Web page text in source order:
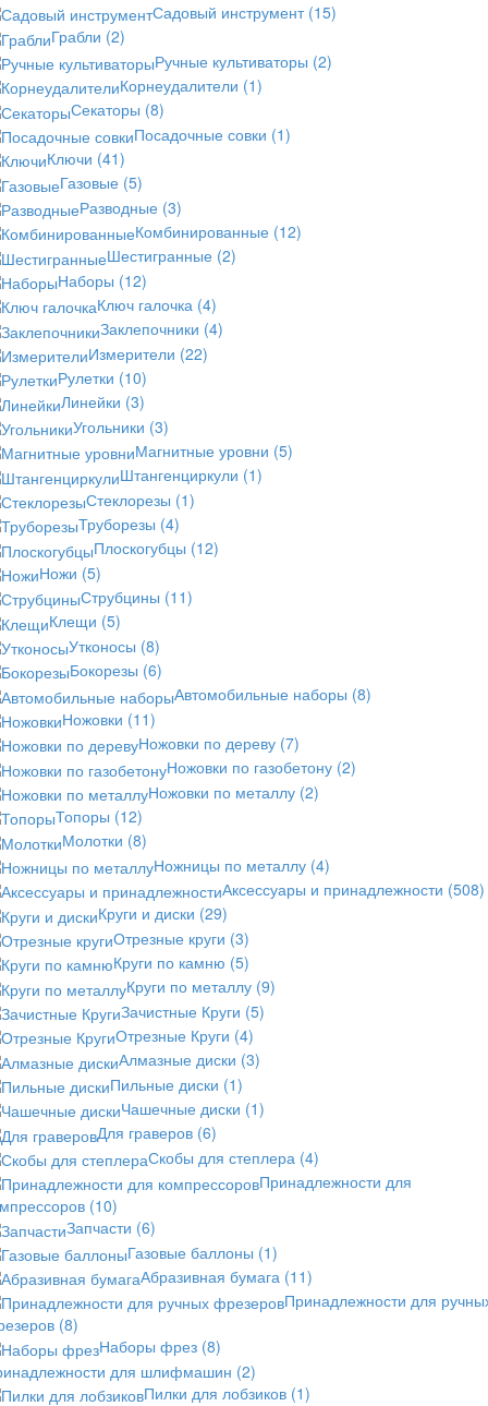
Садовый инструмент (15)
Грабли (2)
Ручные культиваторы (2)
Корнеудалители (1)
Секаторы (8)
Посадочные совки (1)
Ключи (41)
Газовые (5)
Разводные (3)
Комбинированные (12)
Шестигранные (2)
Наборы (12)
Ключ галочка (4)
Заклепочники (4)
Измерители (22)
Рулетки (10)
Линейки (3)
Угольники (3)
Магнитные уровни (5)
Штангенциркули (1)
Стеклорезы (1)
Труборезы (4)
Плоскогубцы (12)
Ножи (5)
Струбцины (11)
Клещи (5)
Утконосы (8)
Бокорезы (6)
Автомобильные наборы (8)
Ножовки (11)
Ножовки по дереву (7)
Ножовки по газобетону (2)
Ножовки по металлу (2)
Топоры (12)
Молотки (8)
Ножницы по металлу (4)
Аксессуары и принадлежности (508)
Круги и диски (29)
Отрезные круги (3)
Круги по камню (5)
Круги по металлу (9)
Зачистные Круги (5)
Отрезные Круги (4)
Алмазные диски (3)
Пильные диски (1)
Чашечные диски (1)
Для граверов (6)
Скобы для степлера (4)
Принадлежности для
(10)
Запчасти (6)
Газовые баллоны (1)
Абразивная бумага (11)
Принадлежности для
(8)
Наборы фрез (8)
для шлифмашин (2)
Пилки для лобзиков (1)